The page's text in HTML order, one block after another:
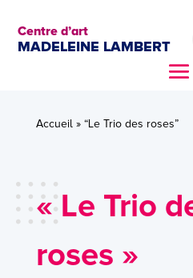
Centre d’art
MADELEINE LAMBERT
Accueil» “Le Trio des roses”
« Le Trio
roses »